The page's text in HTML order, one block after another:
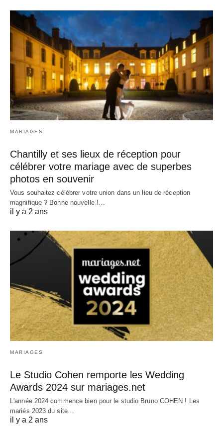
MARIAGES
Chantilly et ses lieux de réception pour
célébrer votre mariage avec de superbes
photos en souvenir
Vous souhaitez célébrer votre union dans un lieu de réception
magnifique ? Bonne nouvelle !…
il y a 2 ans
MARIAGES
Le Studio Cohen remporte les Wedding
Awards 2024 sur mariages.net
L'année 2024 commence bien pour le studio Bruno COHEN ! Les
mariés 2023 du site…
il y a 2 ans